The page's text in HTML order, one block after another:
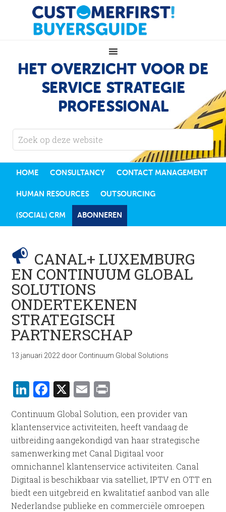
HET OVERZICHT VOOR DE
SERVICE STRATEGIE
PROFESSIONAL
HOME CONSULTANCY CONTACT MANAGEMENT
HUMAN RESOURCES OUTSOURCING
(SOCIAL) CRM ABONNEREN
CANAL+ LUXEMBURG
EN CONTINUUM GLOBAL
SOLUTIONS
ONDERTEKENEN
STRATEGISCH
PARTNERSCHAP
13 januari 2022 door Continuum Global Solutions
LinkedIn
Facebook
X Email
Continuum Global Solution, een provider van
klantenservice activiteiten, heeft vandaag de
uitbreiding aangekondigd van haar strategische
samenwerking met Canal Digitaal voor
omnichannel klantenservice activiteiten. Canal
Digitaal is beschikbaar via satelliet, IPTV en OTT en
biedt een uitgebreid en kwalitatief aanbod van alle
Nederlandse publieke en commerciële omroepen